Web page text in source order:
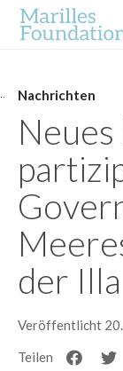
Nachrichten
der
Veröffentlicht
Teilen